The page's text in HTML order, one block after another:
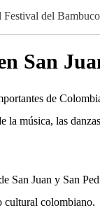
Festival del
San
de
música, las
San Juan y San
cultural colombiano.